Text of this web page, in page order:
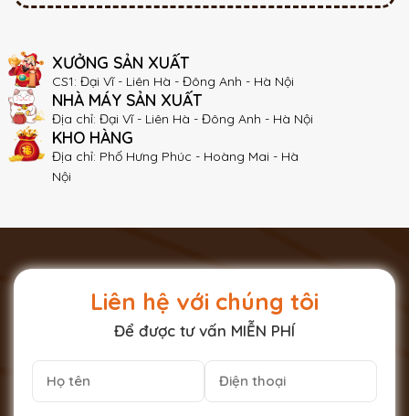
XƯỞNG SẢN XUẤT
CS1: Đại Vĩ - Liên Hà - Đông Anh - Hà Nội
NHÀ MÁY SẢN XUẤT
Địa chỉ: Đại Vĩ - Liên Hà - Đông Anh - Hà Nội
KHO HÀNG
Địa chỉ: Phố Hưng Phúc - Hoàng Mai - Hà
Nội
Liên hệ với chúng tôi
Để được tư vấn MIỄN PHÍ